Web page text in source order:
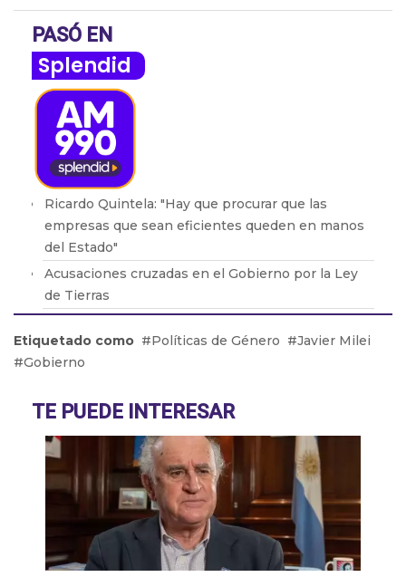
PASÓ EN
Splendid
Ricardo Quintela: "Hay que procurar que las
empresas que sean eficientes queden en manos
del Estado"
Acusaciones cruzadas en el Gobierno por la Ley
de Tierras
los dichos de Milei
Adicciones: Cómo detectar que el consumo se
El drama de los 9 en Boca: De la lesión de Cavani
al presente de Bareiro
Etiquetado como Políticas de Género
Javier Milei
Gobierno
TE PUEDE INTERESAR